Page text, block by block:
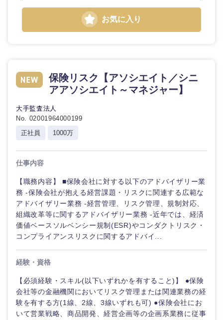
東京都
お気に入り
保険リスク【アソシエイト／シニ
アアソシエイト～マネジャー】
大手監査法人
No. 02001964000199
正社員
1000万
仕事内容
【職務内容】 ■保険会社に対する以下のアドバイザリー業
務 -保険会社が抱える経営課題・リスクに関連する広範な
アドバイザリー業務 -経営管理、リスク管理、規制対応、
組織改革等に関するアドバイザリー業務 -近年では、経済
価値ベースソルベンシー規制(ESR)やコンダクトリスク・
コンプライアンスリスクに関するアドバイ...
経験・資格
【必須経験・スキル(以下いずれかを有すること)】 ●保険
会社等の金融機関においてリスク管理または関連業務の経
験を有する方(1線、2線、3線いずれも可) ●保険会社にお
いて営業戦略、商品開発、経営企画等の企画系業務に従事